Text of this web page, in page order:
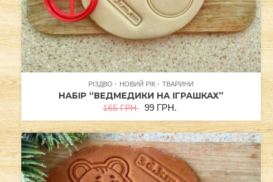
РІЗДВО НОВИЙ РІК ТВАРИНИ
НАБІР “ВЕДМЕДИКИ НА ІГРАШКАХ”
165ГРН. 99 ГРН.